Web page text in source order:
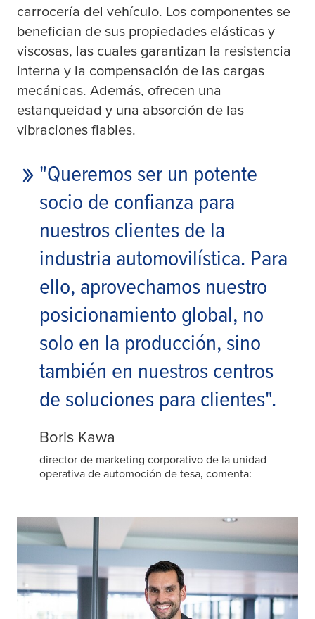
carrocería del vehículo. Los componentes se
benefician de sus propiedades elásticas y
viscosas, las cuales garantizan la resistencia
interna y la compensación de las cargas
mecánicas. Además, ofrecen una
estanqueidad y una absorción de las
vibraciones fiables.
"Queremos ser un potente
socio de confianza para
nuestros clientes de la
industria automovilística. Para
ello, aprovechamos nuestro
posicionamiento global, no
solo en la producción, sino
también en nuestros centros
de soluciones para clientes".
Boris Kawa
director de marketing corporativo de la unidad
operativa de automoción de tesa, comenta: